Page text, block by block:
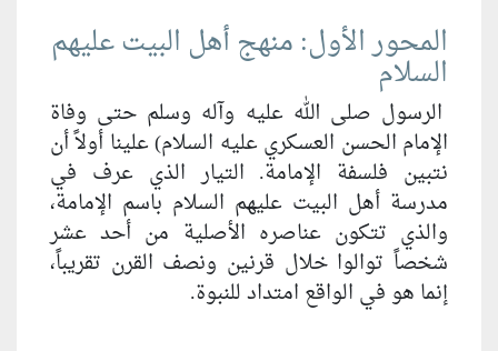
المحور الأول: منهج أهل البيت عليهم
السلام
الرسول صلى الله عليه وآله وسلم حتى وفاة
الإمام الحسن العسكري عليه السلام) علينا أولاً أن
نتبين فلسفة الإمامة. التيار الذي عرف في
مدرسة أهل البيت عليهم السلام باسم الإمامة،
والذي تتكون عناصره الأصلية من أحد عشر
شخصاً توالوا خلال قرنين ونصف القرن تقريباً،
إنما هو في الواقع امتداد للنبوة.